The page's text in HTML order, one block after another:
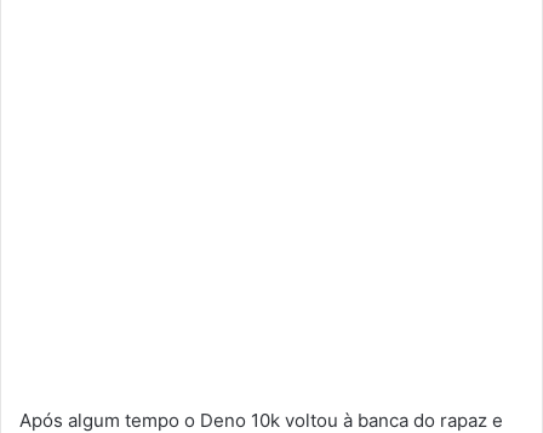
Após algum tempo o Deno 10k voltou à banca do rapaz e